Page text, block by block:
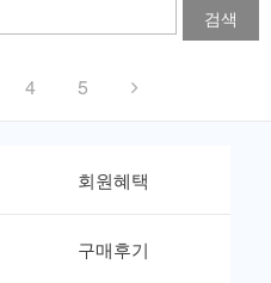
검색
4 5
회원혜택
구매후기